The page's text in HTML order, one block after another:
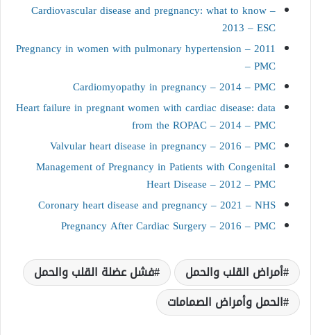
Cardiovascular disease and pregnancy: what to know –
2013 – ESC
Pregnancy in women with pulmonary hypertension – 2011
– PMC
Cardiomyopathy in pregnancy – 2014 – PMC
Heart failure in pregnant women with cardiac disease: data
from the ROPAC – 2014 – PMC
Valvular heart disease in pregnancy – 2016 – PMC
Management of Pregnancy in Patients with Congenital
Heart Disease – 2012 – PMC
Coronary heart disease and pregnancy – 2021 – NHS
Pregnancy After Cardiac Surgery – 2016 – PMC
أمراض القلب والحمل
فشل عضلة القلب والحمل
الحمل وأمراض الصمامات